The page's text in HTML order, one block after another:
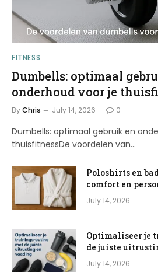
FITNESS
Dumbells: optimaal
onderhoud voor je
ByChris July 14, 2026 0
Dumbells: optimaal gebruik en
thuisfitnessDe voordelen van…
Poloshirts en
comfort en
July 14, 2026
Optimaliseer je
de juiste
July 14, 2026